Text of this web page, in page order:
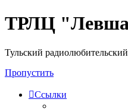
ТРЛЦ
Тульский
Пропустить
Ссылки